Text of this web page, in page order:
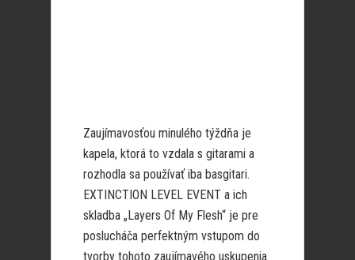
Zaujímavosťou minulého týždňa je
kapela, ktorá to vzdala s gitarami a
rozhodla sa používať iba basgitari.
EXTINCTION LEVEL EVENT a ich
skladba „Layers Of My Flesh“ je pre
poslucháča perfektným vstupom do
tvorby tohoto zaujímavého uskupenia.